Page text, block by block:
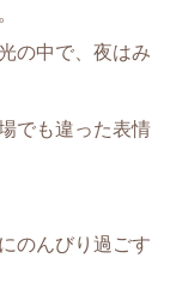
の中で、夜はみ
でも違った表情
のんびり過ごす